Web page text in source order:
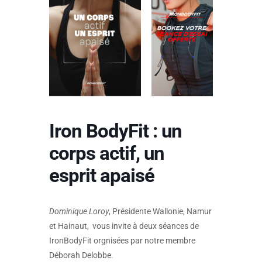
Iron BodyFit : un
corps actif, un
esprit apaisé
Dominique Loroy, Présidente Wallonie, Namur
et Hainaut, vous invite à deux séances de
IronBodyFit orgnisées par notre membre
Déborah Delobbe.